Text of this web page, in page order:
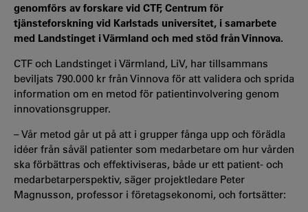
genomförs av forskare vid CTF, Centrum för
tjänsteforskning vid Karlstads universitet, i samarbete
med Landstinget i Värmland och med stöd från Vinnova.
CTF och Landstinget i Värmland, LiV, har tillsammans
beviljats 790.000 kr från Vinnova för att validera och sprida
information om en metod för patientinvolvering genom
innovationsgrupper.
– Vår metod går ut på att i grupper fånga upp och förädla
idéer från såväl patienter som medarbetare om hur vården
ska förbättras och effektiviseras, både ur ett patient- och
medarbetarperspektiv, säger projektledare Peter
Magnusson, professor i företagsekonomi, och fortsätter: